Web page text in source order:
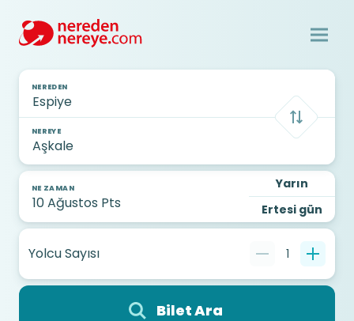
NEREDEN
NEREYE
NE ZAMAN
Yarın
Ertesi gün
Yolcu Sayısı 1
Bilet Ara